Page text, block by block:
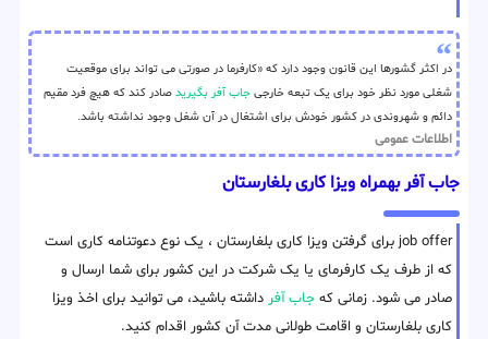
در اکثر گشورها این قانون وجود دارد که «کارفرما در صورتی می تواند برای موقعیت
شغلی مورد نظر خود برای یک تبعه خارجی جاب آفر بگیرید صادر کند که هیچ فرد مقیم
دائم و شهروندی در کشور خودش برای اشتغال در آن شغل وجود نداشته باشد.
اطلاعات عمومی
جاب آفر بهمراه ویزا کاری بلغارستان
job offer برای گرفتن ویزا کاری بلغارستان ، یک نوع دعوتنامه کاری است
که از طرف یک کارفرمای یا یک شرکت در این کشور برای شما ارسال و
صادر می شود. زمانی که جاب آفر داشته باشید، می توانید برای اخذ ویزا
کاری بلغارستان و اقامت طولانی مدت آن کشور اقدام کنید.